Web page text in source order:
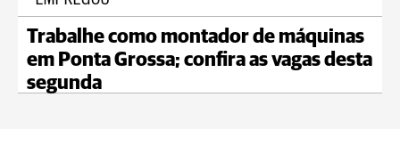
Trabalhe como montador de máquinas
em Ponta Grossa; confira as vagas desta
segunda